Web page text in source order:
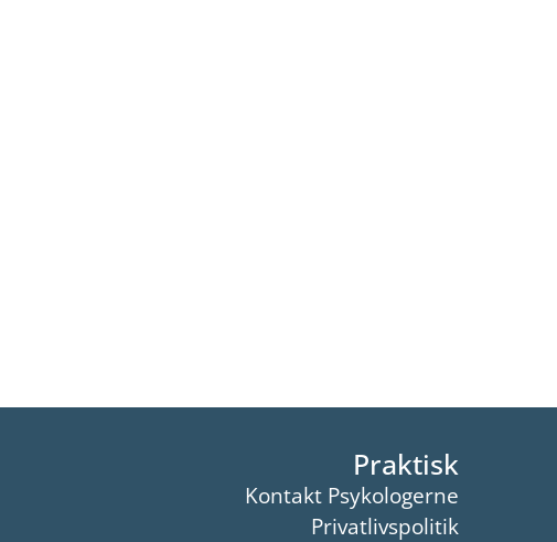
Praktisk
Kontakt Psykologerne
Privatlivspolitik